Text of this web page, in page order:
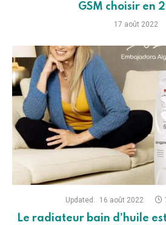
GSM choisir en
17 août 2022
Updated: 16 août 2022
Le radiateur bain d’huile